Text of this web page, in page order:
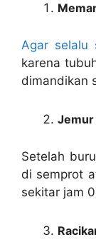
Agar selalu
karena
dimandikan
Jemur
Setelah
di semprot
sekitar jam